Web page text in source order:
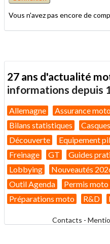
Vous n'avez pas encore de
27 ans d'actualité
informations depuis
Allemagne Assurance
Bilans statistiques
Casques
Découverte
Equipement
Freinage
GT Guides
Lobbying
Nouveautés
Outil Agenda
Permis moto
Préparations moto
R&D
Contacts -